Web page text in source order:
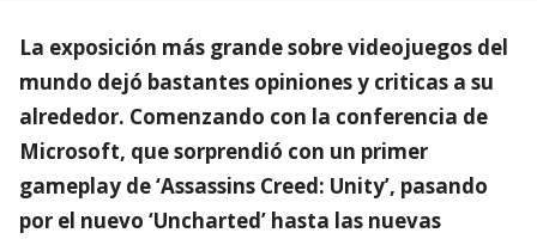
La exposición más grande sobre videojuegos del
mundo dejó bastantes opiniones y criticas a su
alrededor. Comenzando con la conferencia de
Microsoft, que sorprendió con un primer
gameplay de ‘Assassins Creed: Unity’, pasando
por el nuevo ‘Uncharted’ hasta las nuevas